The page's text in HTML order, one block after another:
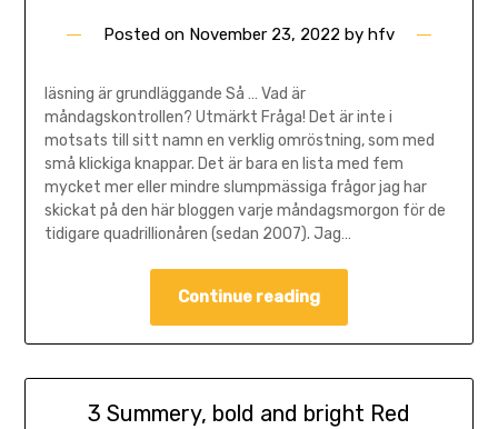
Posted on November 23, 2022 by hfv
läsning är grundläggande Så … Vad är
måndagskontrollen? Utmärkt Fråga! Det är inte i
motsats till sitt namn en verklig omröstning, som med
små klickiga knappar. Det är bara en lista med fem
mycket mer eller mindre slumpmässiga frågor jag har
skickat på den här bloggen varje måndagsmorgon för de
tidigare quadrillionåren (sedan 2007). Jag…
Continue reading
3 Summery, bold and bright Red